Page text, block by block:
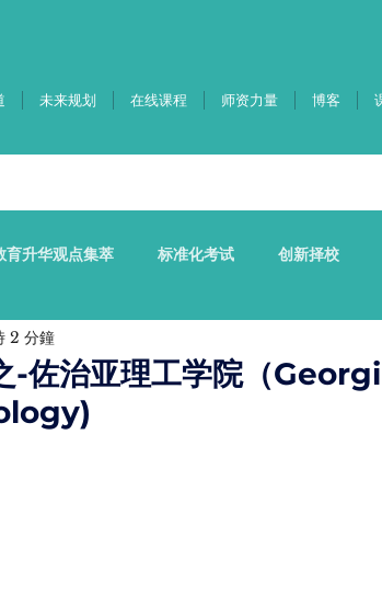
未来规划 在线课程 师资力量 博客
育升华观点集萃 标准化考试 创新择校
教育的转型
中美影响学生的时事新闻
-佐治亚理工学院（
2 分鐘